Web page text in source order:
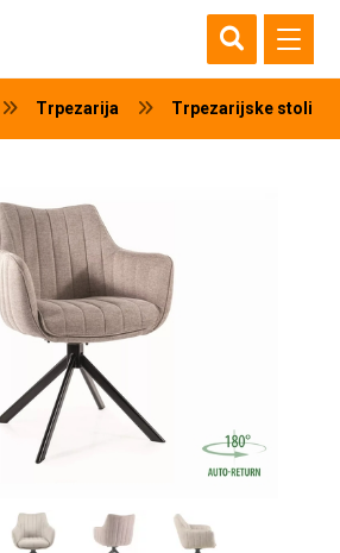
Trpezarija Trpezarijske stolice